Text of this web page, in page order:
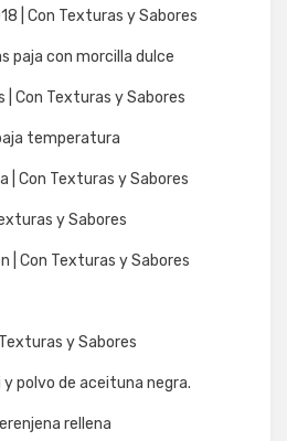
| Con Texturas y Sabores
paja con morcilla dulce
| Con Texturas y Sabores
temperatura
| Con Texturas y Sabores
y Sabores
| Con Texturas y Sabores
y Sabores
polvo de aceituna negra.
rellena